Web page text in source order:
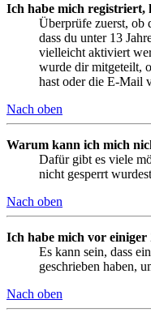
Ich habe mich registriert,
Überprüfe zuerst, ob
dass du unter 13
vielleicht aktiviert
wurde dir mitgeteilt,
hast oder die E-Mail
Nach oben
Warum kann ich mich
Dafür gibt es viele
nicht gesperrt
Nach oben
Ich habe mich vor
Es kann sein, dass
geschrieben haben,
Nach oben